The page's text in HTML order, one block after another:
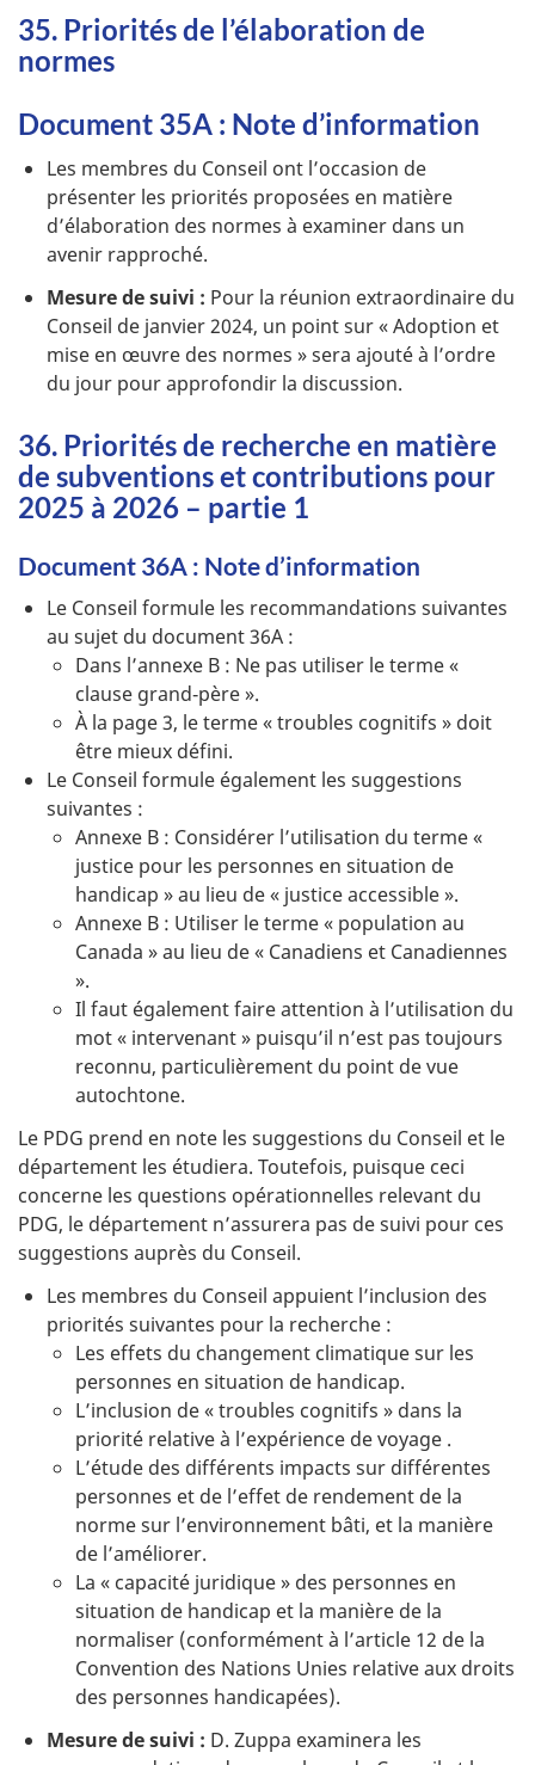
35. Priorités de l’élaboration de
normes
Document 35A : Note d’information
Les membres du Conseil ont l’occasion de
présenter les priorités proposées en matière
d’élaboration des normes à examiner dans un
avenir rapproché.
Mesure de suivi : Pour la réunion extraordinaire du
Conseil de janvier 2024, un point sur « Adoption et
mise en œuvre des normes » sera ajouté à l’ordre
du jour pour approfondir la discussion.
36. Priorités de recherche en matière
de subventions et contributions pour
2025 à 2026 – partie 1
Document 36A : Note d’information
Le Conseil formule les recommandations suivantes
au sujet du document 36A :
Dans l’annexe B : Ne pas utiliser le terme «
clause grand‑père ».
À la page 3, le terme « troubles cognitifs » doit
être mieux défini.
Le Conseil formule également les suggestions
suivantes :
Annexe B : Considérer l’utilisation du terme «
justice pour les personnes en situation de
handicap » au lieu de « justice accessible ».
Annexe B : Utiliser le terme « population au
Canada » au lieu de « Canadiens et Canadiennes
».
Il faut également faire attention à l’utilisation du
mot « intervenant » puisqu’il n’est pas toujours
reconnu, particulièrement du point de vue
autochtone.
Le PDG prend en note les suggestions du Conseil et le
département les étudiera. Toutefois, puisque ceci
concerne les questions opérationnelles relevant du
PDG, le département n’assurera pas de suivi pour ces
suggestions auprès du Conseil.
Les membres du Conseil appuient l’inclusion des
priorités suivantes pour la recherche :
Les effets du changement climatique sur les
personnes en situation de handicap.
L’inclusion de « troubles cognitifs » dans la
priorité relative à l’expérience de voyage .
L’étude des différents impacts sur différentes
personnes et de l’effet de rendement de la
norme sur l’environnement bâti, et la manière
de l’améliorer.
La « capacité juridique » des personnes en
situation de handicap et la manière de la
normaliser (conformément à l’article 12 de la
Convention des Nations Unies relative aux droits
des personnes handicapées).
Mesure de suivi : D. Zuppa examinera les